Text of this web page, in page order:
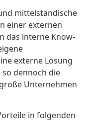
mittelständische
einer externen
das interne Know-
externe Lösung
so dennoch die
Unternehmen
in folgenden